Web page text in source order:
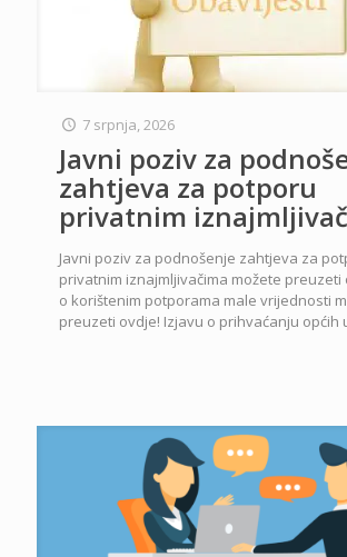
7 srpnja, 2026
Javni poziv za
zahtjeva za potporu
privatnim
Javni poziv za podnošenje zahtjeva za
privatnim iznajmljivačima možete preuzeti
o korištenim potporama male vrijednosti
preuzeti ovdje! Izjavu o prihvaćanju općih